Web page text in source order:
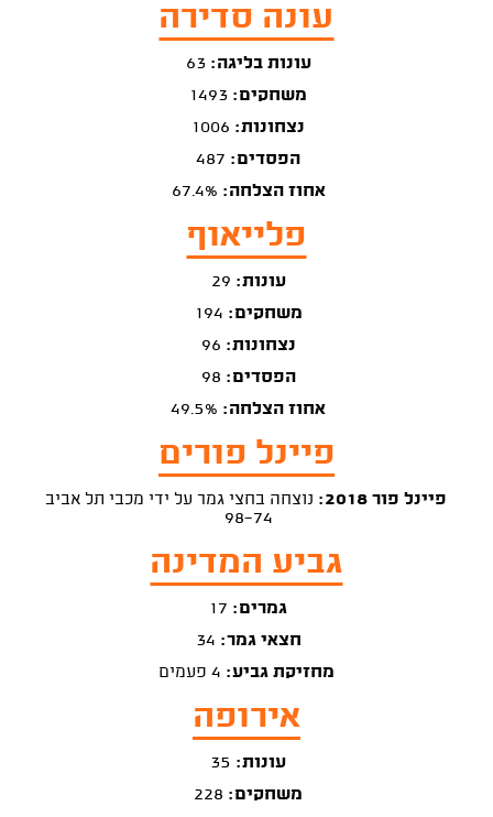
עונה סדירה
עונות בליגה:
משחקים:
נצחונות:
הפסדים:
אחוז הצלחה:
פלייאוף
עונות:
משחקים:
נצחונות:
הפסדים:
אחוז הצלחה:
פיינל פורים
פיינל פור 2018:
נוצחה בחצי גמר על ידי מכבי תל אביב
98-74
גביע המדינה
גמרים:
חצאי גמר:
מחזיקת גביע:
אירופה
עונות:
משחקים: